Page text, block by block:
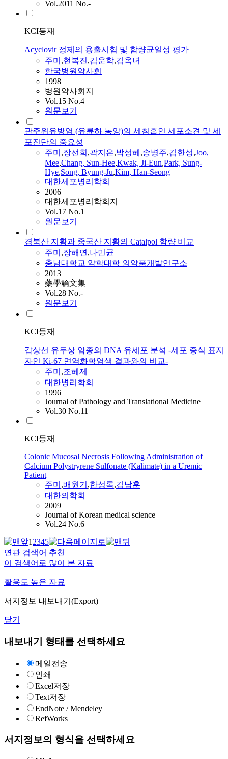
Vol.2011 No.-
KCI등재
Acyclovir 정제의 용출시험 및 함량균일성 평가
주미 ,현복진,김운학,김옥녀
한국병원약사회
1998
병원약사회지
Vol.15 No.4
원문보기
관주위유방염 (유륜하 농양)의 세침흡인 세포소견 및 세
포진단의 중요성
주미 ,장선희 ,곽지은,박성혜 ,송병주,김한성,Joo,
Mee,Chang, Sun-Hee,Kwak, Ji-Eun,Park, Sung-
Hye,Song, Byung-Ju,Kim, Han-Seong
대한세포병리학회
2006
대한세포병리학회지
Vol.17 No.1
원문보기
경북산 지황과 중국산 지황의 Catalpol 함량 비교
주미 ,장해연,나민균
충남대학교 약학대학 의약품개발연구소
2013
藥學論文集
Vol.28 No.-
원문보기
KCI등재
갑상선 유두상 암종의 DNA 유세포 분석 -세포 증식 표지
자인 Ki-67 면역화학염색 결과와의 비교-
주미 ,조혜제
대한병리학회
1996
Journal of Pathology and Translational Medicine
Vol.30 No.11
KCI등재
Colonic Mucosal Necrosis Following Administration of
Calcium Polystryrene Sulfonate (Kalimate) in a Uremic
Patient
주미 ,배원기 ,한성록,김남훈
대한의학회
2009
Journal of Korean medical science
Vol.24 No.6
12345
연관 검색어 추천
이 검색어로 많이 본 자료
활용도 높은 자료
서지정보 내보내기(Export)
닫기
내보내기 형태를 선택하세요
메일전송
인쇄
Excel저장
Text저장
EndNote / Mendeley
RefWorks
서지정보의 형식을 선택하세요